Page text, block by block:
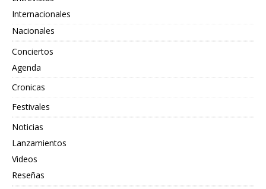
Internacionales
Nacionales
Conciertos
Agenda
Cronicas
Festivales
Noticias
Lanzamientos
Videos
Reseñas